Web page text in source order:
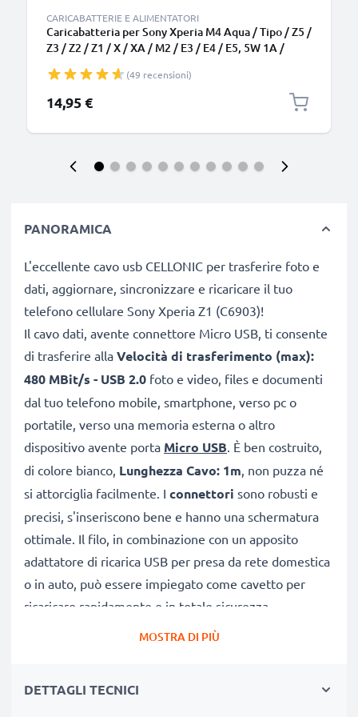
CARICABATTERIE E ALIMENTATORI
Caricabatteria per Sony Xperia M4 Aqua / Tipo / Z5 /
Z3 / Z2 / Z1 / X / XA / M2 / E3 / E4 / E5, 5W 1A /
(49 recensioni)
14,95 €
PANORAMICA
L'eccellente cavo usb CELLONIC per trasferire foto e
dati, aggiornare, sincronizzare e ricaricare il tuo
telefono cellulare Sony Xperia Z1 (C6903)!
Il cavo dati, avente connettore Micro USB, ti consente
di trasferire alla Velocità di trasferimento (max):
480 MBit/s - USB 2.0 foto e video, files e documenti
dal tuo telefono mobile, smartphone, verso pc o
portatile, verso una memoria esterna o altro
dispositivo avente porta Micro USB. È ben costruito,
di colore bianco, Lunghezza Cavo: 1m, non puzza né
si attorciglia facilmente. I connettori sono robusti e
precisi, s'inseriscono bene e hanno una schermatura
ottimale. Il filo, in combinazione con un apposito
adattatore di ricarica USB per presa da rete domestica
o in auto, può essere impiegato come cavetto per
ricaricare rapidamente e in totale sicurezza.
★per scaricare etrasferire foto
, video e documenti
MOSTRA DI PIÙ
DETTAGLI TECNICI